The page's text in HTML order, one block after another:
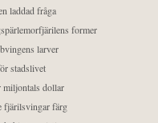
laddad fråga
former
larver
stadslivet
miljontals dollar
fjärilsvingar färg